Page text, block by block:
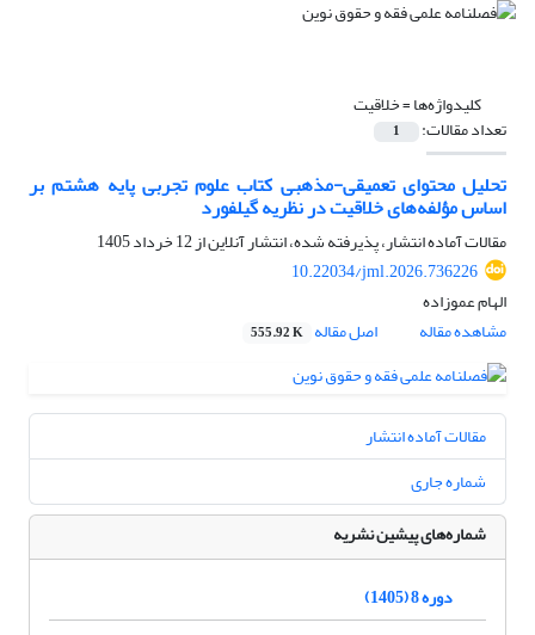
کلیدواژه‌ها =خلاقیت
تعداد مقالات: 1
تحلیل محتوای تعمیقی-مذهبی کتاب علوم تجربی پایه هشتم بر
اساس مؤلفه‌های خلاقیت در نظریه گیلفورد
مقالات آماده انتشار، پذیرفته شده، انتشار آنلاین از12 خرداد 1405
10.22034/jml.2026.736226
الهام عموزاده
مشاهده مقاله
اصل مقاله 555.92 K
مقالات آماده انتشار
شماره جاری
شماره‌های پیشین نشریه
دوره 8 (1405)